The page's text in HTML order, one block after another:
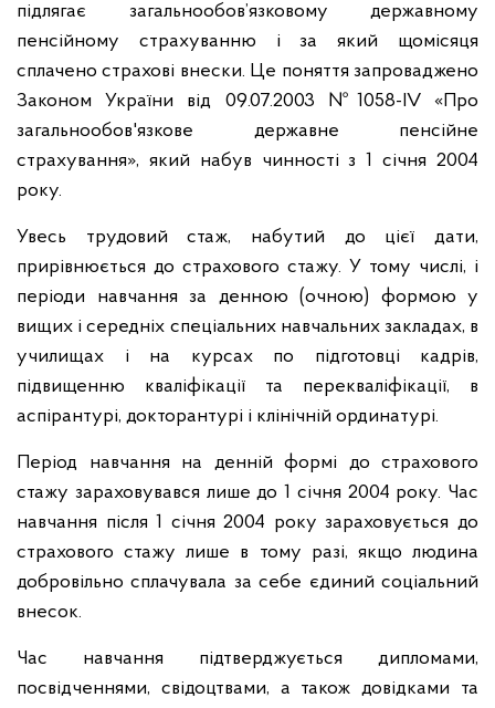
підлягає загальнообов’язковому державному
пенсійному страхуванню і за який щомісяця
сплачено страхові внески. Це поняття запроваджено
Законом України від 09.07.2003 №1058-IV «Про
загальнообов'язкове державне пенсійне
страхування», який набув чинності з 1 січня 2004
року.
Увесь трудовий стаж, набутий до цієї дати,
прирівнюється до страхового стажу. У тому числі, і
періоди навчання за денною (очною) формою у
вищих і середніх спеціальних навчальних закладах, в
училищах і на курсах по підготовці кадрів,
підвищенню кваліфікації та перекваліфікації, в
аспірантурі, докторантурі і клінічній ординатурі.
Період навчання на денній формі до страхового
стажу зараховувався лише до 1 січня 2004 року. Час
навчання після 1 січня 2004 року зараховується до
страхового стажу лише в тому разі, якщо людина
добровільно сплачувала за себе єдиний соціальний
внесок.
Час навчання підтверджується дипломами,
посвідченнями, свідоцтвами, а також довідками та